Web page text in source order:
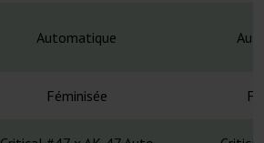
Automatique
Féminisée